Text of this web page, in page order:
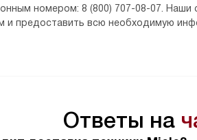
номером: 8 (800) 707-08-07. Наши
и предоставить всю необходимую
Ответы на